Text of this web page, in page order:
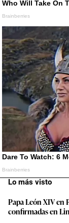
Lo más visto
Papa León XIV en
confirmadas en